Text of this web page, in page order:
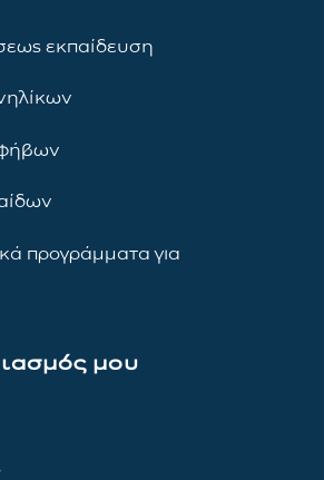
εκπαίδευση
προγράμματα για
μου